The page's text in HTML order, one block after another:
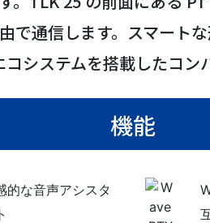
で通信します。スマート
システムを搭載したコン
機能
的な音声アシスタ